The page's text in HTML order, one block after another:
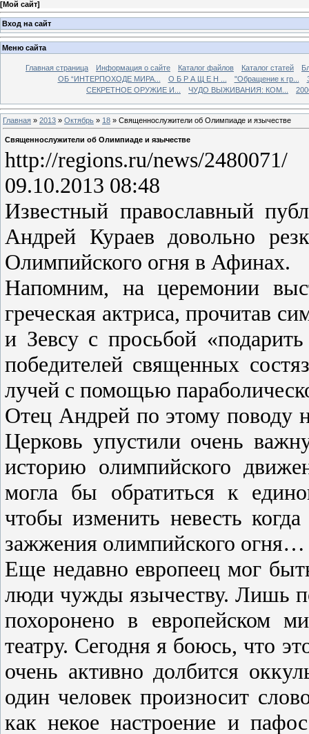
[Мой сайт]
Вход на сайт
Меню сайта
Главная страница Информация о сайте Каталог файлов Каталог статей
ОБ “ИНТЕРПОХОДЕ МИРА...
О Б Р А Щ Е Н ... "Обращение к гр...
СЕКРЕТНОЕ ОРУЖИЕ И...
ЧУДО ВЫЖИВАНИЯ: КОМ...
Главная » 2013 » Октябрь » 18 » Священнослужители об Олимпиаде и язычестве
Священнослужители об Олимпиаде и язычестве
http://regions.ru/news/2480071/
09.10.2013 08:48
Известный православный
Андрей Кураев довольно
Олимпийского огня в Афинах.
Напомним, на церемонии
греческая актриса, прочитав
и Зевсу с просьбой
победителей священных
лучей с помощью
Отец Андрей по этому поводу
Церковь упустили очень
историю олимпийского
могла бы обратиться к
чтобы изменить невесть
зажжения олимпийского огня…
Еще недавно европеец мог
люди чужды язычеству. Лишь
похоронено в европейском
театру. Сегодня я боюсь, что
очень активно долбится
один человек произносит
как некое настроение и